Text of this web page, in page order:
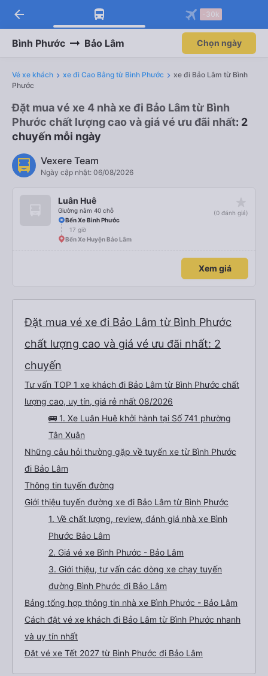
Tải app Vexere ngay!
Nhận ưu đãi thành viên độc
Mở app
Tải app Vexere
-30k/ghế khi đặt vé máy bay qua
Mở app
arrow_back -30k
Bình Phước Bảo Lâm Chọn ngày
Vé xe khách xe đi Cao Bằng từ Bình Phước
xe đi Bảo Lâm từ Bình
Phước
Đặt mua vé xe 4 nhà xe đi Bảo Lâm từ Bình
Phước chất lượng cao và giá vé ưu đãi nhất: 2
chuyến mỗi ngày
Vexere Team
Ngày cập nhật: 06/08/2026
Luân Huê
Giường nằm 40 chỗ
(0 đánh giá)
Bến Xe Bình Phước
17 giờ
Bến Xe Huyện Bảo Lâm
Xem giá
Đặt mua vé xe đi Bảo Lâm từ Bình Phước
chất lượng cao và giá vé ưu đãi nhất: 2
chuyến
Tư vấn TOP 1 xe khách đi Bảo Lâm từ Bình Phước chất
lượng cao, uy tín, giá rẻ nhất 08/2026
🚌 1. Xe Luân Huê khởi hành tại Số 741 phường
Tân Xuân
Những câu hỏi thường gặp về tuyến xe từ Bình Phước
đi Bảo Lâm
Thông tin tuyến đường
Giới thiệu tuyến đường xe đi Bảo Lâm từ Bình Phước
1. Về chất lượng, review, đánh giá nhà xe Bình
Phước Bảo Lâm
2. Giá vé xe Bình Phước - Bảo Lâm
3. Giới thiệu, tư vấn các dòng xe chạy tuyến
đường Bình Phước đi Bảo Lâm
Bảng tổng hợp thông tin nhà xe Bình Phước - Bảo Lâm
Cách đặt vé xe khách đi Bảo Lâm từ Bình Phước nhanh
và uy tín nhất
Đặt vé xe Tết 2027 từ Bình Phước đi Bảo Lâm